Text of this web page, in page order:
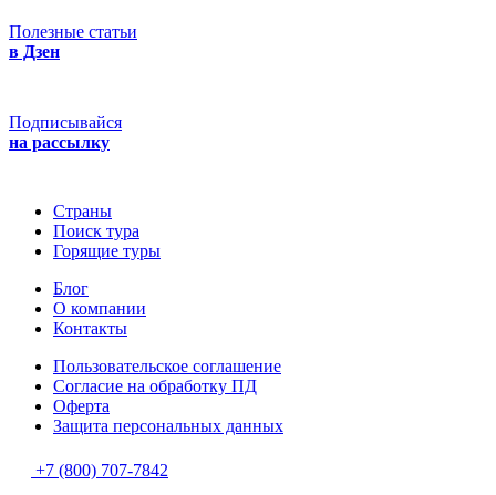
Полезные статьи
в Дзен
Подписывайся
на рассылку
Страны
Поиск тура
Горящие туры
Блог
О компании
Контакты
Пользовательское соглашение
Согласие на обработку ПД
Оферта
Защитa персональных данных
+7 (800) 707-7842